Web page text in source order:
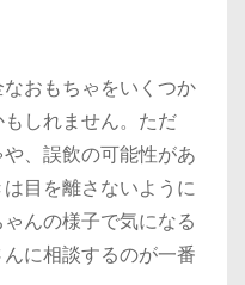
おもちゃをいくつか
しれません。ただ
、誤飲の可能性があ
目を離さないように
んの様子で気になる
に相談するのが一番